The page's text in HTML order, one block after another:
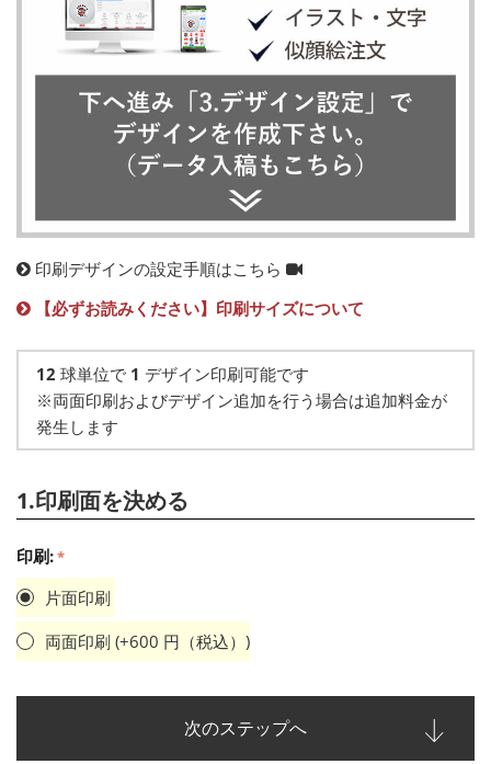
印刷デザインの設定手順はこちら
【必ずお読みください】印刷サイズについて
12 球単位で 1 デザイン印刷可能です
※両面印刷およびデザイン追加を行う場合は追加料金が
発生します
1.印刷面を決める
印刷:
片面印刷
両面印刷 (+600 円（税込）)
次のステップへ